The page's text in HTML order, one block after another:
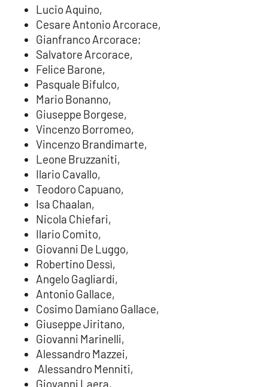
Parchi Marini Calabria
Leggendo Alvaro insieme
Imprese Di Calabria
Le perfidie di Antonella Grippo
Venti di comunicazione
STREAMING
LaC TV
LaC Network
LaC OnAir
EDIZIONI
LOCALI
Catanzaro
Lucio Aquino,
Cesare Antonio Arcorace,
Gianfranco Arcorace;
Salvatore Arcorace,
Felice Barone,
Pasquale Bifulco,
Mario Bonanno,
Giuseppe Borgese,
Vincenzo Borromeo,
Vincenzo Brandimarte,
Leone Bruzzaniti,
Ilario Cavallo,
Teodoro Capuano,
Isa Chaalan,
Nicola Chiefari,
Ilario Comito,
Giovanni De Luggo,
Robertino Dessì,
Angelo Gagliardi,
Antonio Gallace,
Cosimo Damiano Gallace,
Giuseppe Jiritano,
Giovanni Marinelli,
Alessandro Mazzei,
Alessandro Menniti,
Giovanni Laera,